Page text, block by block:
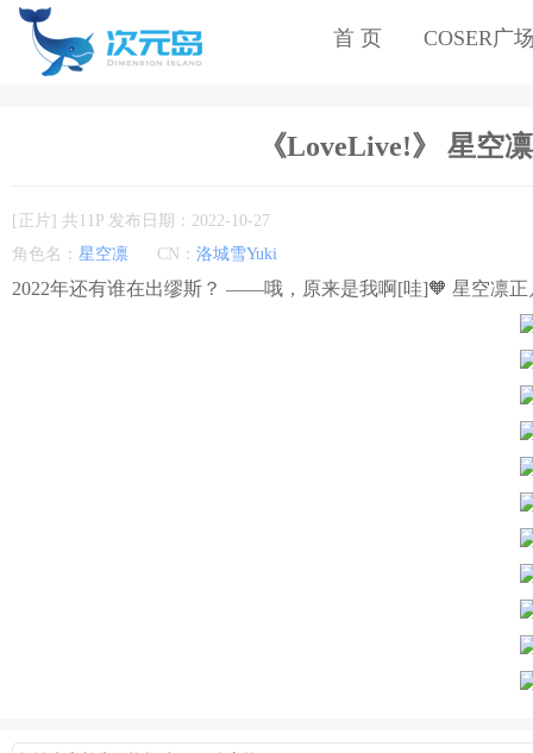
首 页 COSER广
《LoveLive!》 ​星空
[正片] 共11P 发布日期：2022-10-27
角色名： ​星空凛 CN： 洛城雪Yuki
2022年还有谁在出缪斯？ ——​哦，原来是我啊[哇] ​ 🧡 ​星空凛